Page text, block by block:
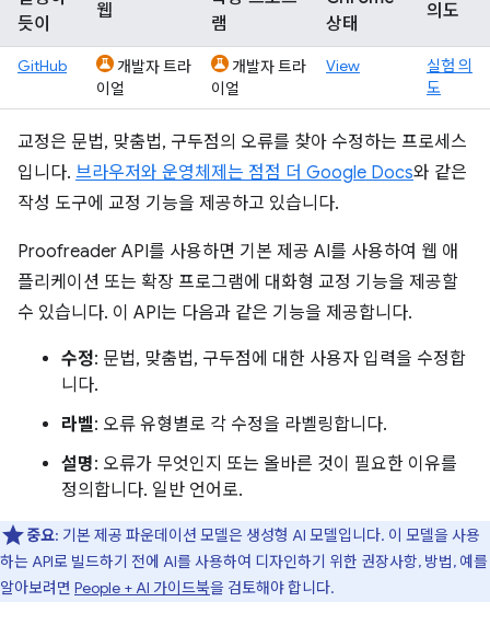
듯이
웹
램
상태
의도
GitHub
개발자 트라
이얼
개발자 트라
이얼
View
실험 의
도
교정은 문법, 맞춤법, 구두점의 오류를 찾아 수정하는 프로세스
입니다. 브라우저와 운영체제는 점점 더 Google Docs와 같은
작성 도구에 교정 기능을 제공하고 있습니다.
Proofreader API를 사용하면 기본 제공 AI를 사용하여 웹 애
플리케이션 또는 확장 프로그램에 대화형 교정 기능을 제공할
수 있습니다. 이 API는 다음과 같은 기능을 제공합니다.
수정: 문법, 맞춤법, 구두점에 대한 사용자 입력을 수정합
니다.
라벨: 오류 유형별로 각 수정을 라벨링합니다.
설명: 오류가 무엇인지 또는 올바른 것이 필요한 이유를
정의합니다. 일반 언어로.
중요: 기본 제공 파운데이션 모델은 생성형 AI 모델입니다. 이 모델을 사용
하는 API로 빌드하기 전에 AI를 사용하여 디자인하기 위한 권장사항, 방법, 예를
알아보려면 People + AI 가이드북을 검토해야 합니다.